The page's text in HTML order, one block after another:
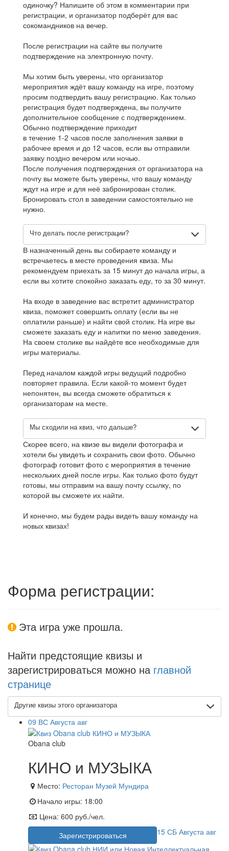
одиночку? Напишите об этом в комментарии при
регистрации, и организатор подберёт для вас
сокомандников на вечер.
После регистрации на сайте вы получите
подтверждение на электронную почту.
Мы хотим быть уверены, что организатор
мероприятия ждёт вашу команду на игре, поэтому
просим подтвердить вашу регистрацию. Как только
регистрация будет подтверждена, вы получите
дополнительное сообщение с подтверждением.
Обычно подтверждение приходит
в течение 1-2 часов после заполнения заявки в
рабочее время и до 12 часов, если вы отправили
заявку поздно вечером или ночью.
После получения подтверждения от организатора на
почту вы можете быть уверены, что вашу команду
ждут на игре и для неё забронирован столик.
Бронировать стол в заведении самостоятельно не
нужно.
Что делать после регистрации?
В назначенный день вы собираете команду и
встречаетесь в месте проведения квиза. Мы
рекомендуем приехать за 15 минут до начала игры, а
если вы хотите спокойно заказать еду, то за 30 минут.
На входе в заведение вас встретит администратор
квиза, поможет совершить оплату (если вы не
оплатили раньше) и найти свой столик. На игре вы
сможете заказать еду и напитки по меню заведения.
На своем столике вы найдёте все необходимые для
игры материалы.
Перед началом каждой игры ведущий подробно
повторяет правила. Если какой-то момент будет
непонятен, вы всегда сможете обратиться к
организаторам на месте.
Мы сходили на квиз, что дальше?
Скорее всего, на квизе вы видели фотографа и
хотели бы увидеть и сохранить свои фото. Обычно
фотограф готовит фото с мероприятия в течение
нескольких дней после игры. Как только фото будут
готовы, мы отправим на вашу почту ссылку, по
которой вы сможете их найти.
И конечно, мы будем рады видеть вашу команду на
новых квизах!
Форма регистрации:
Эта игра уже прошла.
Найти предстоящие квизы и
зарегистрироваться можно на главной
странице
Другие квизы этого организатора
09 ВС Августа авг
Obana club
КИНО и МУЗЫКА
Место: Ресторан Музей Мундира
Начало игры: 18:00
Цена: 600 руб./чел.
Зарегистрироваться
15 СБ Августа авг